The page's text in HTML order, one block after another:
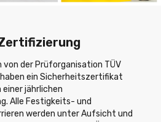
von der Prüforganisation TÜV
ein Sicherheitszertifikat
jährlichen
Alle Festigkeits- und
werden unter Aufsicht und